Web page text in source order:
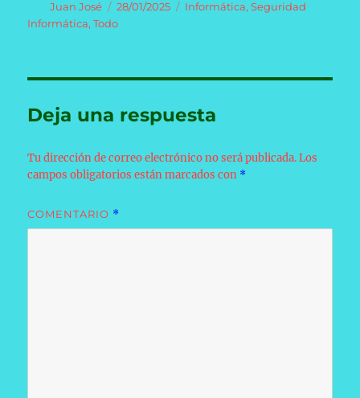
Autor
Juan José
Publicado
el
28/01/2025 Categorías
Informática,Seguridad
Informática,Todo
Deja una respuesta
Tu dirección de correo electrónico no será publicada. Los
campos obligatorios están marcados con *
COMENTARIO *